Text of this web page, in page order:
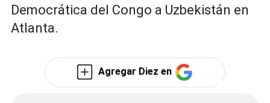
Democrática del Congo a Uzbekistán en
Atlanta.
Agregar Diez en